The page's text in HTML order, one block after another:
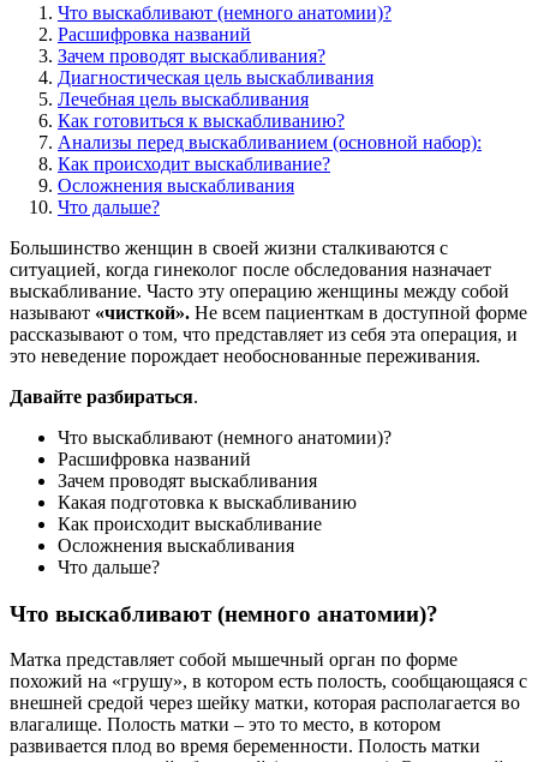
Что выскабливают (немного анатомии)?
Расшифровка названий
Зачем проводят выскабливания?
Диагностическая цель выскабливания
Лечебная цель выскабливания
Как готовиться к выскабливанию?
Анализы перед выскабливанием (основной набор):
Как происходит выскабливание?
Осложнения выскабливания
Что дальше?
Большинство женщин в своей жизни сталкиваются с
ситуацией, когда гинеколог после обследования назначает
выскабливание. Часто эту операцию женщины между собой
называют «чисткой». Не всем пациенткам в доступной форме
рассказывают о том, что представляет из себя эта операция, и
это неведение порождает необоснованные переживания.
Давайте разбираться.
Что выскабливают (немного анатомии)?
Расшифровка названий
Зачем проводят выскабливания
Какая подготовка к выскабливанию
Как происходит выскабливание
Осложнения выскабливания
Что дальше?
Что выскабливают (немного анатомии)?
Матка представляет собой мышечный орган по форме
похожий на «грушу», в котором есть полость, сообщающаяся с
внешней средой через шейку матки, которая располагается во
влагалище. Полость матки – это то место, в котором
развивается плод во время беременности. Полость матки